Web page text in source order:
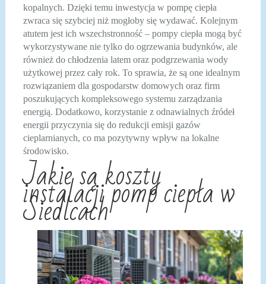
kopalnych. Dzięki temu inwestycja w pompę ciepła
zwraca się szybciej niż mogłoby się wydawać. Kolejnym
atutem jest ich wszechstronność – pompy ciepła mogą być
wykorzystywane nie tylko do ogrzewania budynków, ale
również do chłodzenia latem oraz podgrzewania wody
użytkowej przez cały rok. To sprawia, że są one idealnym
rozwiązaniem dla gospodarstw domowych oraz firm
poszukujących kompleksowego systemu zarządzania
energią. Dodatkowo, korzystanie z odnawialnych źródeł
energii przyczynia się do redukcji emisji gazów
cieplarnianych, co ma pozytywny wpływ na lokalne
środowisko.
Jakie są koszty
instalacji pomp ciepła w
Siedlcach